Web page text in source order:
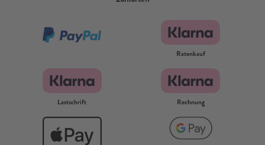
Ratenkauf
Lastschrift Rechnung